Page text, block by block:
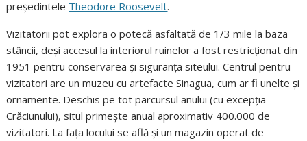
președintele Theodore Roosevelt.
Vizitatorii pot explora o potecă asfaltată de 1/3 mile la baza
stâncii, deși accesul la interiorul ruinelor a fost restricționat din
1951 pentru conservarea și siguranța siteului. Centrul pentru
vizitatori are un muzeu cu artefacte Sinagua, cum ar fi unelte și
ornamente. Deschis pe tot parcursul anului (cu excepția
Crăciunului), situl primește anual aproximativ 400.000 de
vizitatori. La fața locului se află și un magazin operat de